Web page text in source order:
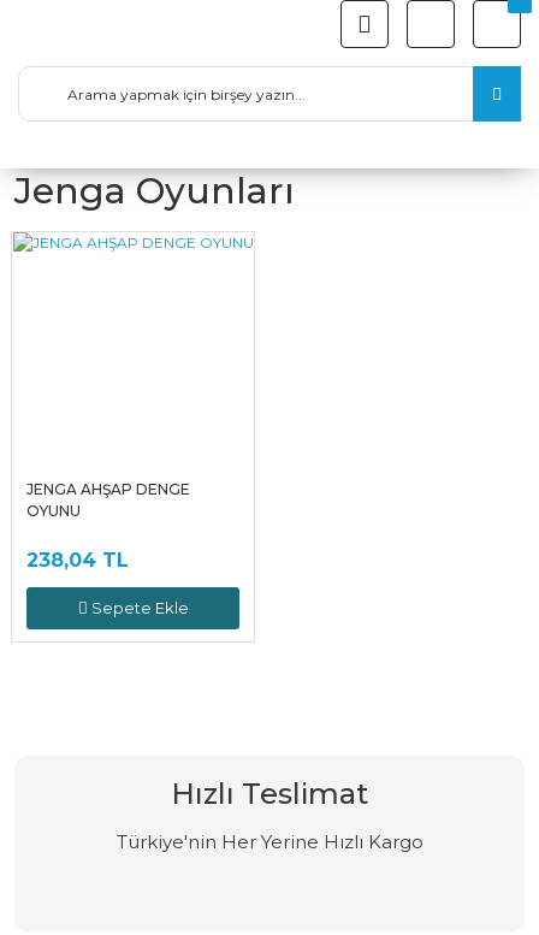
Jenga Oyunları
JENGA AHŞAP DENGE
OYUNU
238,04 TL
Sepete Ekle
Hızlı Teslimat
Türkiye'nin Her Yerine Hızlı Kargo